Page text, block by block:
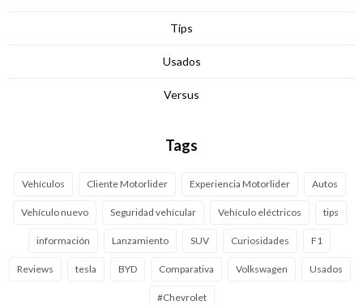
Tips
Usados
Versus
Tags
Vehículos Cliente Motorlider Experiencia Motorlider Autos
Vehículo nuevo Seguridad vehícular Vehículo eléctricos tips
información Lanzamiento SUV Curiosidades F1
Reviews tesla BYD Comparativa Volkswagen Usados
#Chevrolet